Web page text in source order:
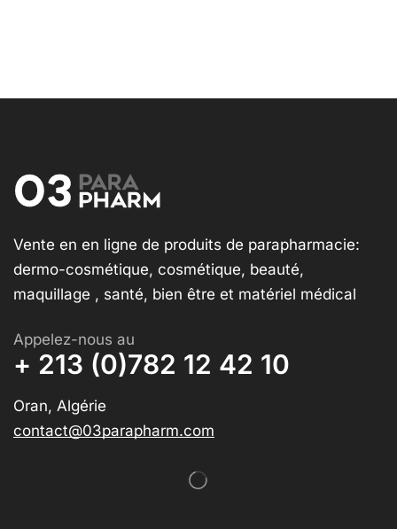
Vente en en ligne de produits de parapharmacie:
dermo-cosmétique, cosmétique, beauté,
maquillage , santé, bien être et matériel médical
Appelez-nous au
+ 213 (0)782 12 42 10
Oran, Algérie
contact@03parapharm.com